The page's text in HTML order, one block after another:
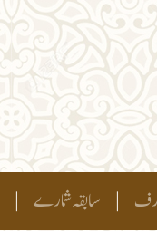
| سابقہ شمارے |